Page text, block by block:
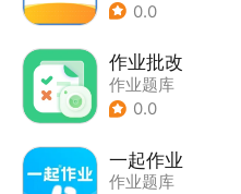
0.0
作业批改
作业题库
0.0
一起作业
作业题库